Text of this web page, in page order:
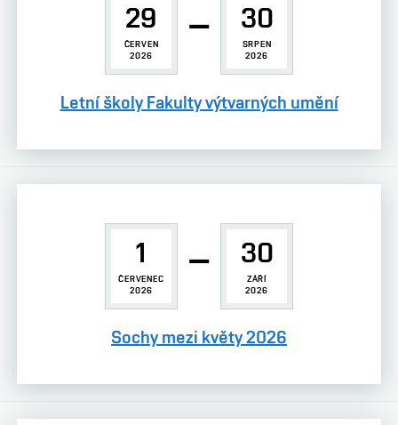
29
ČERVEN
2026
– 30
SRPEN
2026
Letní školy Fakulty výtvarných umění
1
ČERVENEC
2026
– 30
ZÁŘÍ
2026
Sochy mezi květy 2026